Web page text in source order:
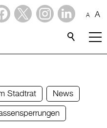
A A
Stadtrat News